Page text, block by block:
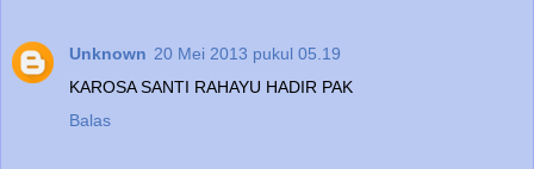
Unknown 20 Mei 2013 pukul 05.19
KAROSA SANTI RAHAYU HADIR PAK
Balas